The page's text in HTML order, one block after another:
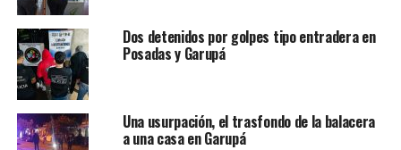
Dos detenidos por golpes tipo entradera en
Posadas y Garupá
Una usurpación, el trasfondo de la balacera
a una casa en Garupá